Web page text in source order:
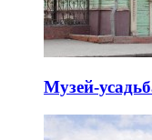
Музей-